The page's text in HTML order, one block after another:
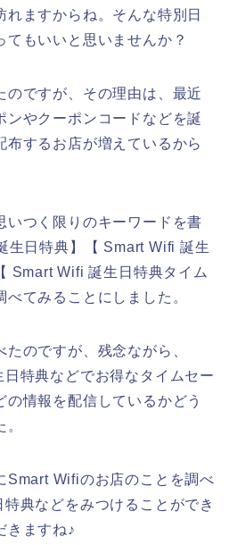
ますからね。そんな特別日
てもいいと思いませんか？
のですが、その理由は、最近
ンやクーポンコードなどを誕
布するお店が増えているから
いつく限りのキーワードを書
生日特典】【 Smart Wifi 誕生
Smart Wifi 誕生日特典タイム
てみることにしました。
のですが、残念ながら、
特典などでお得なタイムセー
の情報を配信しているかどう
Smart Wifiのお店のことを調べ
典などをみつけることができ
きますね♪